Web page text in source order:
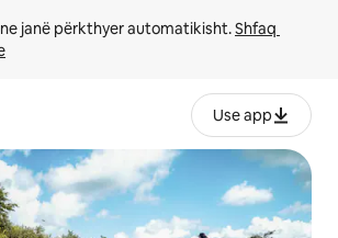
janë përkthyer automatikisht. Shfaq
Use app